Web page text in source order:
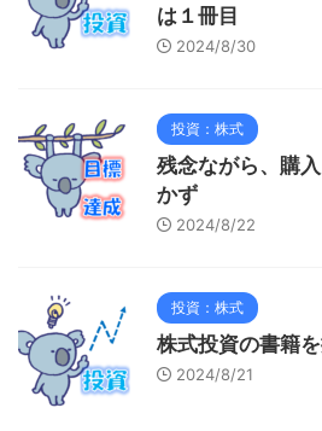
は１冊目
2024/8/30
投資：株式
残念ながら、購
かず
2024/8/22
投資：株式
株式投資の書籍
2024/8/21